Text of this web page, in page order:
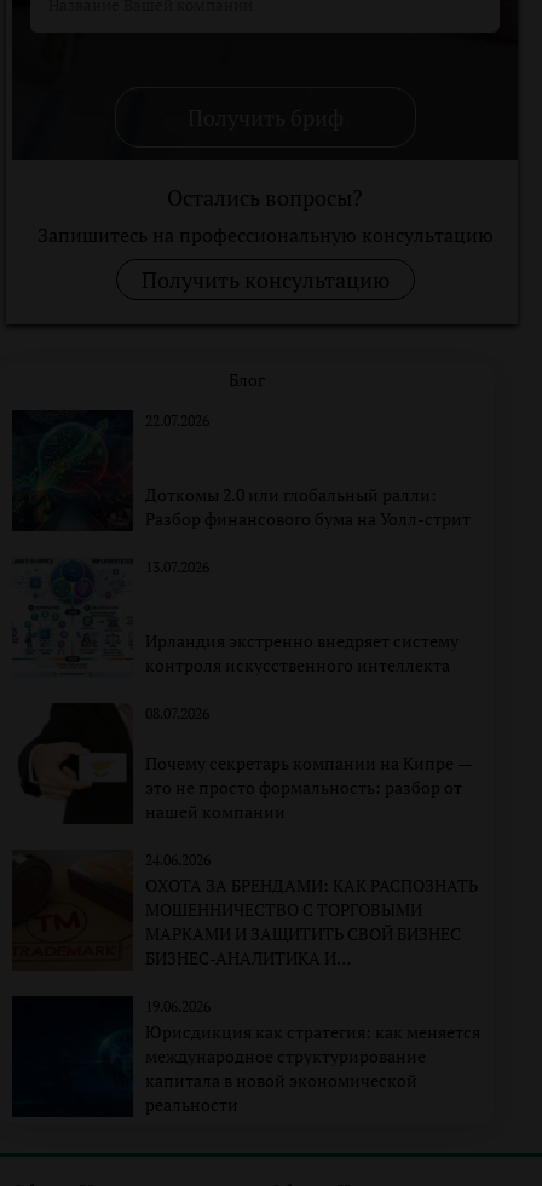
Остались вопросы?
Запишитесь на профессиональную консультацию
Получить консультацию
Блог
22.07.2026
Доткомы 2.0 или глобальный ралли:
Разбор финансового бума на Уолл-стрит
13.07.2026
Ирландия экстренно внедряет систему
контроля искусственного интеллекта
08.07.2026
Почему секретарь компании на Кипре —
это не просто формальность: разбор от
нашей компании
24.06.2026
ОХОТА ЗА БРЕНДАМИ: КАК РАСПОЗНАТЬ
МОШЕННИЧЕСТВО С ТОРГОВЫМИ
МАРКАМИ И ЗАЩИТИТЬ СВОЙ БИЗНЕС
БИЗНЕС-АНАЛИТИКА И
ЭКСПЕРТИЗА
19.06.2026
Юрисдикция как стратегия: как меняется
международное структурирование
капитала в новой экономической
реальности